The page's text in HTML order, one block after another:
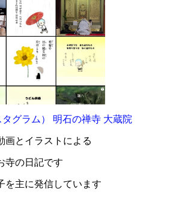
タグラム） 明石の禅寺 大蔵院
画とイラストによる
寺の日記です
を主に発信しています